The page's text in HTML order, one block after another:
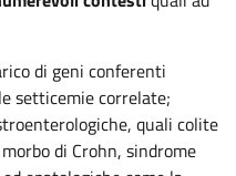
di geni conferenti
setticemie correlate;
quali colite
di Crohn, sindrome